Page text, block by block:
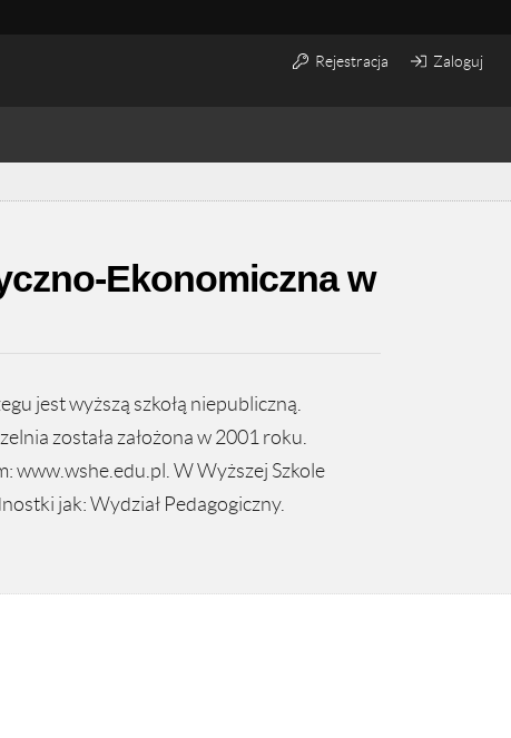
Rejestracja Zaloguj
Ekonomiczna w
jest wyższą szkołą niepubliczną.
została założona w 2001 roku.
www.wshe.edu.pl. W Wyższej Szkole
jak: Wydział Pedagogiczny.